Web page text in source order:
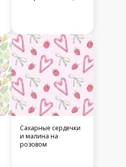
Клубника